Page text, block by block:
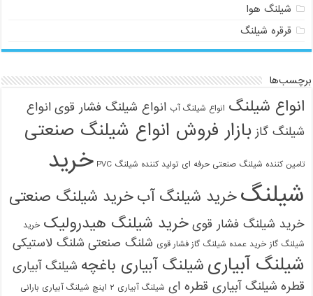
شیلنگ هوا
قرقره شیلنگ
برچسب‌ها
انواع شیلنگ انواع شیلنگ آب انواع شیلنگ فشار قوی انواع
شیلنگ گاز بازار فروش انواع شیلنگ صنعتی
تامین کننده شیلنگ صنعتی حرفه ای تولید کننده شیلنگ PVC
خرید
شیلنگخرید شیلنگ آبخرید شیلنگ صنعتی
خرید شیلنگ فشار قوی خرید شیلنگ هیدرولیک خرید
شیلنگ گاز خرید عمده شیلنگ گاز فشار قوی شلنگ صنعتی شلنگ لاستیکی
شیلنگ آبیاری شیلنگ آبیاری باغچه شیلنگ آبیاری
قطره شیلنگ آبیاری قطره ای شیلنگ آبیاری ۲ اینچ شیلنگ آبیاری بارانی